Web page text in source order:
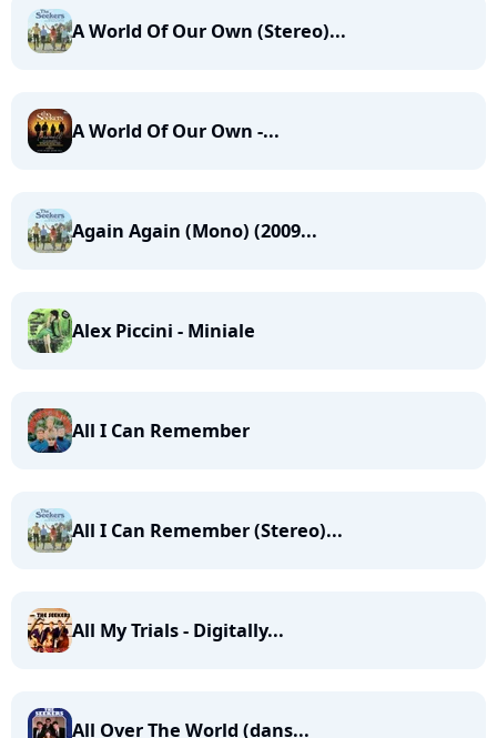
A World Of Our Own (Stereo)...
A World Of Our Own -...
Again Again (Mono) (2009...
Alex Piccini - Miniale
All I Can Remember
All I Can Remember (Stereo)...
All My Trials - Digitally...
All Over The World (dans...